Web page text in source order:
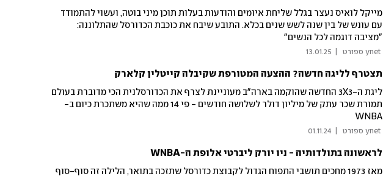
מייקל לואיס נעצר בגלל שליחת איומים והודעות בעלות תוכן מיני בוטה, ועשוי להתמודד
עם עונש של בין שנה לשש שנים בכלא. התובע שיבח את כוכבת הכדורסל שהתלוננה:
"מציבה דוגמה לכל הנשים"
13.01.25
תצטרף לליגה חדשה? ההצעה המטורפת שקיבלה קייטלין קלארק
ליגת ה-3X3 החדשה שהוקמה בארה"ב מעוניינת לצרף את הכדורסלנית הכי מדוברת בעולם
תמורת שכר עתק של מיליון דולר לשלושה חודשים - פי 14 ממה שהיא משתכרת כיום ב-
WNBA
01.11.24
לראשונה בתולדותיה - ניו יורק ליברטי אלופת ה-WNBA
מאז 1973 מחכים תושבי התפוח הגדול לקבוצת כדורסל שתזכה בתואר, הלילה זה סוף-סוף